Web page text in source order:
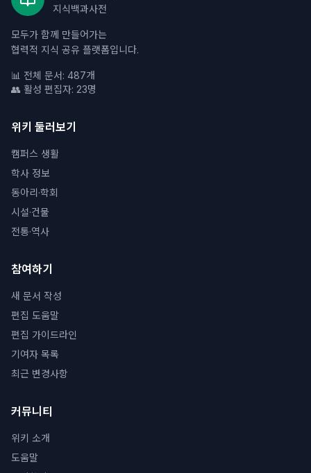
지식백과사전
모두가 함께 만들어가는
협력적 지식 공유 플랫폼입니다.
📊 전체 문서: 487개
👥 활성 편집자: 23명
위키 둘러보기
캠퍼스 생활
학사 정보
동아리·학회
시설·건물
전통·역사
참여하기
새 문서 작성
편집 도움말
편집 가이드라인
기여자 목록
최근 변경사항
커뮤니티
위키 소개
도움말